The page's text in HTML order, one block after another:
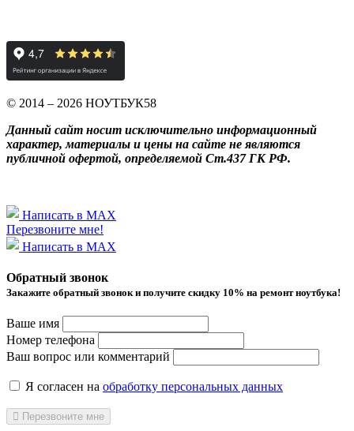
© 2014 – 2026 НОУТБУК58
Данный сайт носит исключительно информационный
характер, материалы и цены на сайте не являются
публичной офертой, определяемой Ст.437 ГК РФ.
Написать в MAX
Перезвоните мне!
Написать в MAX
Обратный звонок
Закажите обратный звонок и получитe скидку 10% на ремонт ноутбука!
Ваше имя
Номер телефона
Ваш вопрос или комментарий
Я согласен на обработку персональных данных
Перезвоните мне